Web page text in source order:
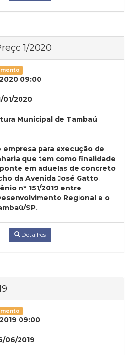
1/2020
09:00
01/2020
Municipal de Tambaú
empresa para execução de
que tem como finalidade
em aduelas de concreto
da Avenida José Gatto,
nº 151/2019 entre
Regional e o
SP.
Detalhes
09:00
06/2019